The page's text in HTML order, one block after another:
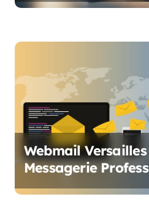
t
i
c
l
eWebmail Versailles
Messagerie
Service des